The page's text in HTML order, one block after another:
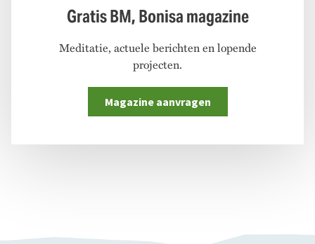
Gratis BM, Bonisa magazine
Meditatie, actuele berichten en lopende
projecten.
Magazine aanvragen